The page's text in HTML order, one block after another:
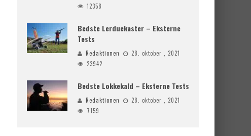
12358
Bedste Lerduekaster – Eksterne
Tests
Redaktionen
28. oktober , 2021
23942
Bedste Lokkekald – Eksterne Tests
Redaktionen
28. oktober , 2021
7159